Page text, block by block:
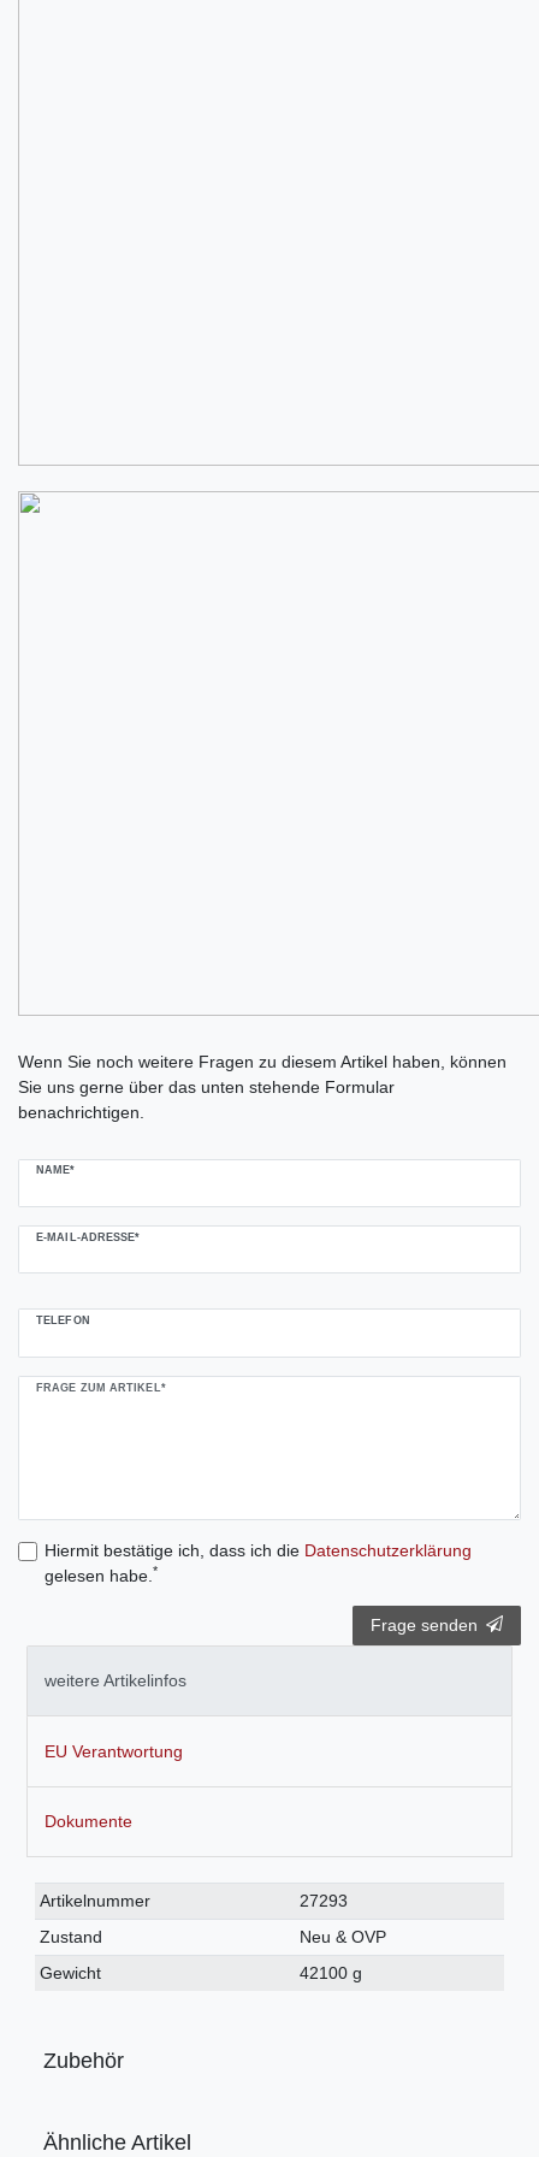
Wenn Sie noch weitere Fragen zu diesem Artikel haben, können
Sie uns gerne über das unten stehende Formular
benachrichtigen.
NAME*
E-MAIL-ADRESSE*
TELEFON
FRAGE ZUM ARTIKEL*
Hiermit bestätige ich, dass ich die Daten­schutz­erklärung
gelesen habe. *
Frage senden
weitere Artikelinfos
EU Verantwortung
Dokumente
Technisches
Merkmal
Wert
Artikelnummer
27293
Zustand
Neu & OVP
Gewicht
42100 g
Zubehör
Ähnliche Artikel